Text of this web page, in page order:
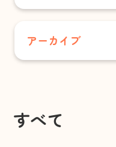
グループホ
配食サービ
保育事業
さくらこども園
お知らせ
アーカイブ
すべて